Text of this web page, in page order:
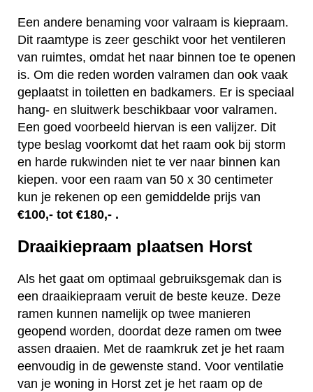
Een andere benaming voor valraam is kiepraam.
Dit raamtype is zeer geschikt voor het ventileren
van ruimtes, omdat het naar binnen toe te openen
is. Om die reden worden valramen dan ook vaak
geplaatst in toiletten en badkamers. Er is speciaal
hang- en sluitwerk beschikbaar voor valramen.
Een goed voorbeeld hiervan is een valijzer. Dit
type beslag voorkomt dat het raam ook bij storm
en harde rukwinden niet te ver naar binnen kan
kiepen. voor een raam van 50 x 30 centimeter
kun je rekenen op een gemiddelde prijs van
€100,- tot €180,- .
Draaikiepraam plaatsen Horst
Als het gaat om optimaal gebruiksgemak dan is
een draaikiepraam veruit de beste keuze. Deze
ramen kunnen namelijk op twee manieren
geopend worden, doordat deze ramen om twee
assen draaien. Met de raamkruk zet je het raam
eenvoudig in de gewenste stand. Voor ventilatie
van je woning in Horst zet je het raam op de